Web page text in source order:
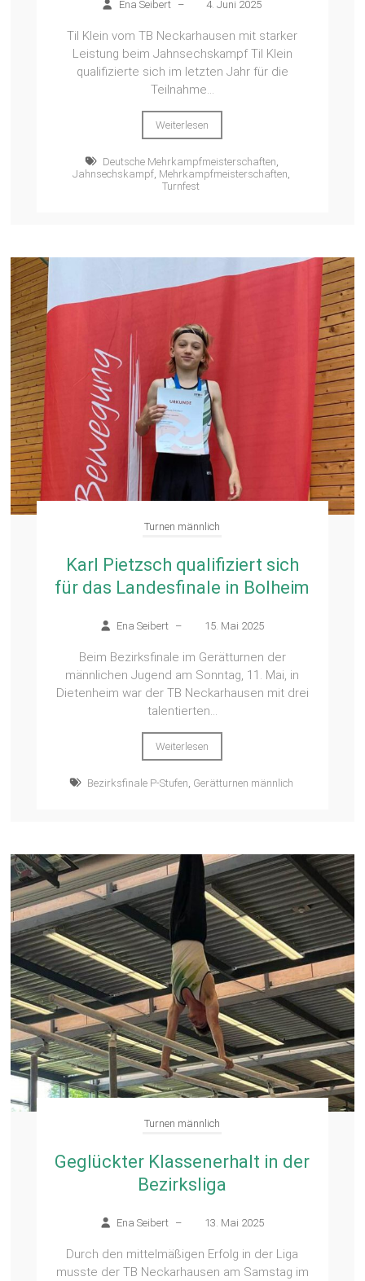
Ena Seibert – 4. Juni 2025
Til Klein vom TB Neckarhausen mit starker
Leistung beim Jahnsechskampf Til Klein
qualifizierte sich im letzten Jahr für die
Teilnahme...
Weiterlesen
Deutsche Mehrkampfmeisterschaften,
Jahnsechskampf, Mehrkampfmeisterschaften,
Turnfest
Turnen männlich
Karl Pietzsch qualifiziert sich
für das Landesfinale in Bolheim
Ena Seibert – 15. Mai 2025
Beim Bezirksfinale im Gerätturnen der
männlichen Jugend am Sonntag, 11. Mai, in
Dietenheim war der TB Neckarhausen mit drei
talentierten...
Weiterlesen
Bezirksfinale P-Stufen, Gerätturnen männlich
Turnen männlich
Geglückter Klassenerhalt in der
Bezirksliga
Ena Seibert – 13. Mai 2025
Durch den mittelmäßigen Erfolg in der Liga
musste der TB Neckarhausen am Samstag im